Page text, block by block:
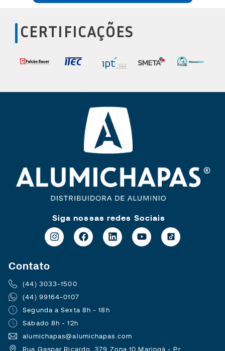
CERTIFICAÇÕES
Siga nossas redes Sociais
Contato
(44) 3033-1500
(44) 99164-0107
Segunda a Sexta 8h - 18h
Sábado 8h - 12h
alumichapas@alumichapas.com
Rua Gaspar Ricardo, 379 Zona 10 Maringá - Pr